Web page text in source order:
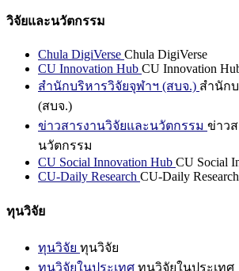
วิจัยและนวัตกรรม
Chula DigiVerse Chula DigiVerse
CU Innovation Hub CU Innovation
สำนักบริหารวิจัยจุฬาฯ (สบจ.) สำนัก
(สบจ.)
ข่าวสารงานวิจัยและนวัตกรรม ข่าว
นวัตกรรม
CU Social Innovation Hub CU Social
CU-Daily Research CU-Daily Research
ทุนวิจัย
ทุนวิจัย ทุนวิจัย
ทุนวิจัยในประเทศ ทุนวิจัยในประเทศ